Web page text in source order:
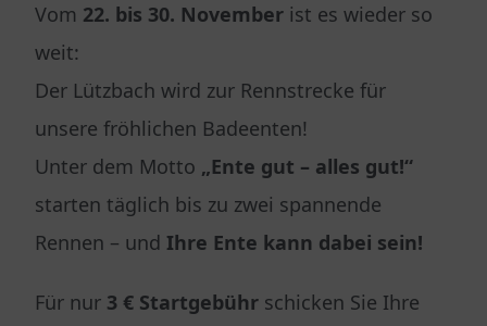
Vom 22. bis 30. November ist es wieder so
weit:
Der Lützbach wird zur Rennstrecke für
unsere fröhlichen Badeenten!
Unter dem Motto „Ente gut – alles gut!“
starten täglich bis zu zwei spannende
Rennen – und Ihre Ente kann dabei sein!
Für nur 3 € Startgebühr schicken Sie Ihre